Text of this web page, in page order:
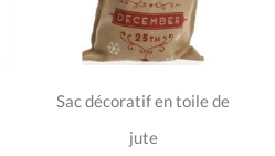
Sac décoratif en toile de
jute